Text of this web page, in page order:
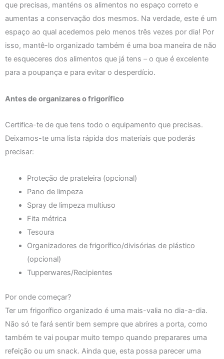
que precisas, manténs os alimentos no espaço correto e
aumentas a conservação dos mesmos. Na verdade, este é um
espaço ao qual acedemos pelo menos três vezes por dia! Por
isso, mantê-lo organizado também é uma boa maneira de não
te esqueceres dos alimentos que já tens – o que é excelente
para a poupança e para evitar o desperdício.
Antes de organizares o frigorífico
Certifica-te de que tens todo o equipamento que precisas.
Deixamos-te uma lista rápida dos materiais que poderás
precisar:
Proteção de prateleira (opcional)
Pano de limpeza
Spray de limpeza multiuso
Fita métrica
Tesoura
Organizadores de frigorífico/divisórias de plástico
(opcional)
Tupperwares/Recipientes
Por onde começar?
Ter um frigorífico organizado é uma mais-valia no dia-a-dia.
Não só te fará sentir bem sempre que abrires a porta, como
também te vai poupar muito tempo quando preparares uma
refeição ou um snack. Ainda que, esta possa parecer uma